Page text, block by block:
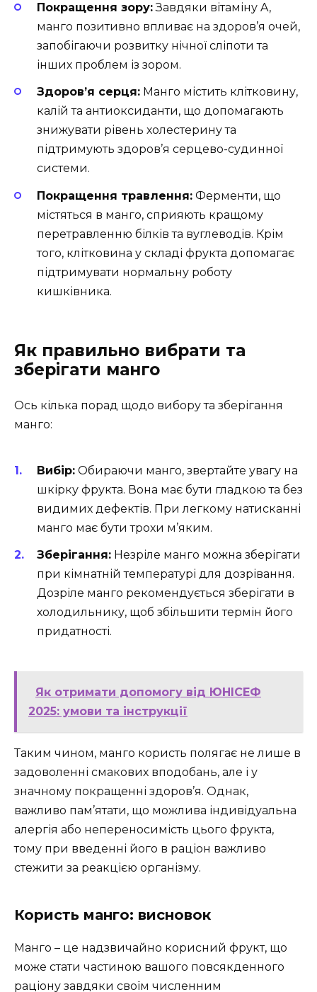
Покращення зору:Завдяки вітаміну A,
манго позитивно впливає на здоров’я очей,
запобігаючи розвитку нічної сліпоти та
інших проблем із зором.
Здоров’я серця: Манго містить клітковину,
калій та антиоксиданти, що допомагають
знижувати рівень холестерину та
підтримують здоров’я серцево-судинної
системи.
Покращення травлення: Ферменти, що
містяться в манго, сприяють кращому
перетравленню білків та вуглеводів. Крім
того, клітковина у складі фрукта допомагає
підтримувати нормальну роботу
кишківника.
Як правильно вибрати та
зберігати манго
Ось кілька порад щодо вибору та зберігання
манго:
Вибір: Обираючи манго, звертайте увагу на
шкірку фрукта. Вона має бути гладкою та без
видимих дефектів. При легкому натисканні
манго має бути трохи м’яким.
Зберігання: Незріле манго можна зберігати
при кімнатній температурі для дозрівання.
Дозріле манго рекомендується зберігати в
холодильнику, щоб збільшити термін його
придатності.
Як отримати допомогу від ЮНІСЕФ
2025: умови та інструкції
Таким чином, манго користь полягає не лише в
задоволенні смакових вподобань, але і у
значному покращенні здоров’я. Однак,
важливо пам’ятати, що можлива індивідуальна
алергія або непереносимість цього фрукта,
тому при введенні його в раціон важливо
стежити за реакцією організму.
Користь манго: висновок
Манго – це надзвичайно корисний фрукт, що
може стати частиною вашого повсякденного
раціону завдяки своїм численним